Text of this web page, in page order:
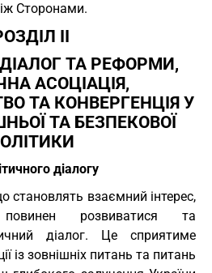
Сторонами.
II
ТА РЕФОРМИ,
АСОЦІАЦІЯ,
ТА КОНВЕРГЕНЦІЯ У
ТА БЕЗПЕКОВОЇ
діалогу
становлять взаємний інтерес,
розвиватися та
діалог. Це сприятиме
із зовнішніх питань та питань